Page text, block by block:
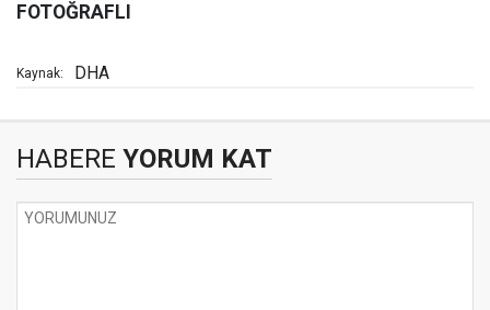
FOTOĞRAFLI
Kaynak: DHA
HABERE YORUM KAT